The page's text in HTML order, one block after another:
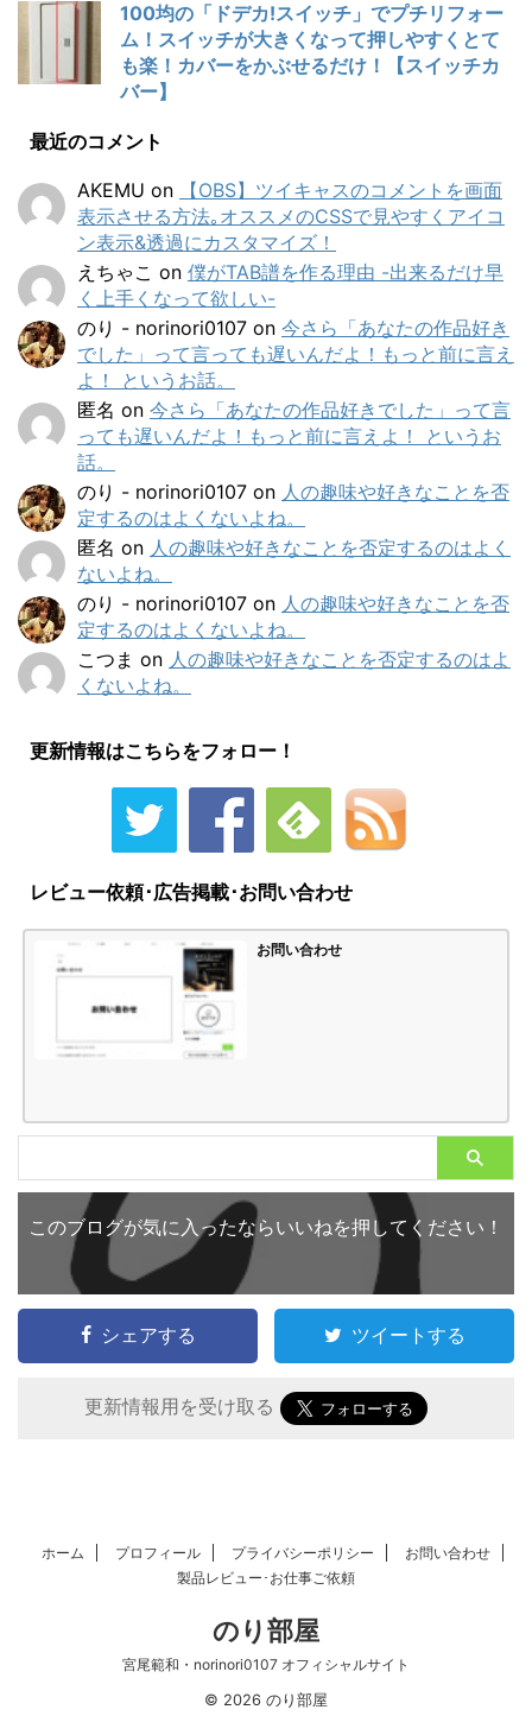
100均の「ドデカ!スイッチ」でプチリフォー
ム！スイッチが大きくなって押しやすくとて
も楽！カバーをかぶせるだけ！【スイッチカ
バー】
最近のコメント
AKEMU on
【OBS】ツイキャスのコメントを画面
表示させる方法｡オススメのCSSで見やすくアイコ
ン表示&透過にカスタマイズ！
えちゃこ on 僕がTAB譜を作る理由 -出来るだけ早
く上手くなって欲しい-
のり - norinori0107 on 今さら「あなたの作品好き
でした」って言っても遅いんだよ！もっと前に言え
よ！ というお話。
匿名 on 今さら「あなたの作品好きでした」って言
っても遅いんだよ！もっと前に言えよ！ というお
話。
のり - norinori0107 on 人の趣味や好きなことを否
定するのはよくないよね。
匿名 on 人の趣味や好きなことを否定するのはよく
ないよね。
のり - norinori0107 on 人の趣味や好きなことを否
定するのはよくないよね。
こつま on 人の趣味や好きなことを否定するのはよ
くないよね。
更新情報はこちらをフォロー！
レビュー依頼･広告掲載･お問い合わせ
お問い合わせ
このブログが気に入ったならいいねを押してください！
シェアする ツイートする
更新情報用を受け取る
ホーム プロフィール プライバシーポリシー
お問い合わせ
製品レビュー･お仕事ご依頼
のり部屋
宮尾範和・norinori0107 オフィシャルサイト
© 2026 のり部屋